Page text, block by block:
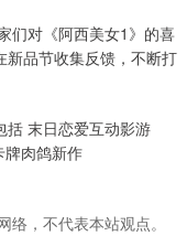
们对《阿西美女1》的喜
新品节收集反馈，不断打
括 末日恋爱互动影游
牌肉鸽新作
，不代表本站观点。